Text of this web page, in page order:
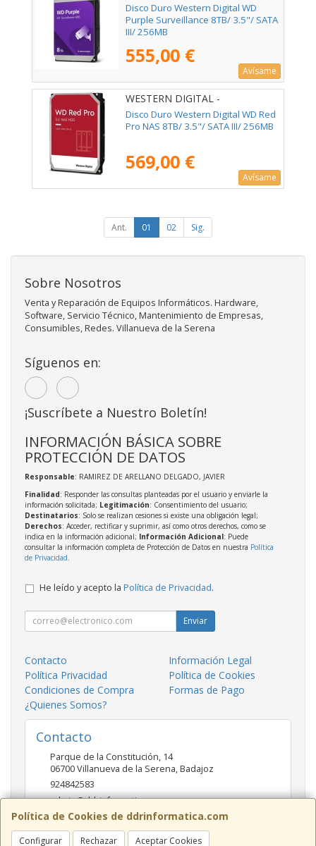
Disco Duro Western Digital WD
Purple Surveillance 8TB/ 3.5"/ SATA
III/ 256MB
555,00 €
Avísame
WESTERN DIGITAL -
WD8005FFBX
Disco Duro Western Digital WD Red
Pro NAS 8TB/ 3.5"/ SATA III/ 256MB
569,00 €
Avísame
Ant. 01 02 Sig.
Política de Cookies de ddrinformatica.com
Configurar Rechazar Aceptar Cookies
Sobre Nosotros
Venta y Reparación de Equipos Informáticos. Hardware,
Software, Servicio Técnico, Mantenimiento de Empresas,
Consumibles, Redes. Villanueva de la Serena
Síguenos en:
¡Suscríbete a Nuestro Boletín!
INFORMACIÓN BÁSICA SOBRE
PROTECCIÓN DE DATOS
Responsable: RAMIREZ DE ARELLANO DELGADO, JAVIER
Finalidad: Responder las consultas planteadas por el usuario y enviarle la
información solicitada; Legitimación: Consentimiento del usuario;
Destinatarios: Solo se realizan cesiones si existe una obligación legal;
Derechos: Acceder, rectificar y suprimir, así como otros derechos, como se
indica en la información adicional; Información Adicional: Puede
consultar la información completa de Protección de Datos en nuestra Política
de Privacidad
He leído y acepto la Política de Privacidad.
Enviar
Contacto
Información Legal
Política Privacidad
Política de Cookies
Condiciones de Compra
Formas de Pago
¿Quienes Somos?
Contacto
Parque de la Constitución, 14
06700Villanueva de la Serena,Badajoz
924842583
admin@ddrinformatica.com